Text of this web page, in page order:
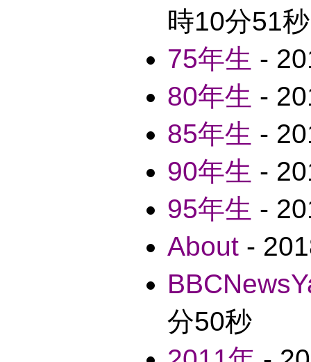
時10分51秒
75年生 -
80年生 -
85年生 -
90年生 -
95年生 -
About-
分50秒